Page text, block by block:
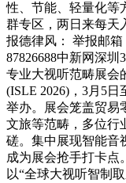
性、节能、轻量化等
群专区，两日来每天
报德律风： 举报邮
87826688中新网深
专业大视听范畴展会
(ISLE 2026)，3月5
举办。展会笼盖贸易
文旅等范畴，多位行
磋。集中展现智能音
成为展会抢手打卡点
以“全球大视听智制